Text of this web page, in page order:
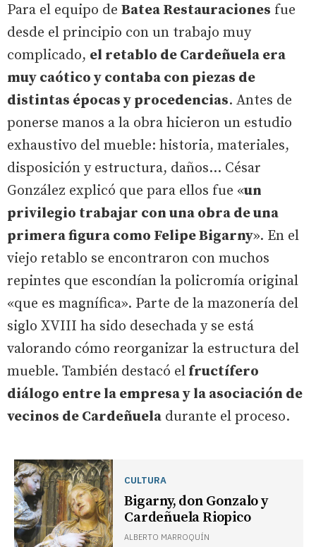
Para el equipo de Batea Restauraciones fue
desde el principio con un trabajo muy
complicado, el retablo de Cardeñuela era
muy caótico y contaba con piezas de
distintas épocas y procedencias. Antes de
ponerse manos a la obra hicieron un estudio
exhaustivo del mueble: historia, materiales,
disposición y estructura, daños... César
González explicó que para ellos fue «un
privilegio trabajar con una obra de una
primera figura como Felipe Bigarny». En el
viejo retablo se encontraron con muchos
repintes que escondían la policromía original
«que es magnífica». Parte de la mazonería del
siglo XVIII ha sido desechada y se está
valorando cómo reorganizar la estructura del
mueble. También destacó el fructífero
diálogo entre la empresa y la asociación de
vecinos de Cardeñuela durante el proceso.
CULTURA
Bigarny, don Gonzalo y
Cardeñuela Riopico
ALBERTO MARROQUÍN